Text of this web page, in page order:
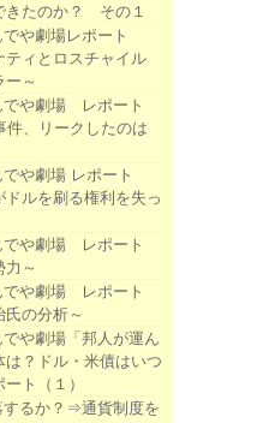
きたのか？ その１
や劇場レポート
ティとロスチャイル
ー～
や劇場 レポート
件、リークしたのは
や劇場 レポート
ルを刷る権利を失っ
や劇場 レポート
力～
や劇場 レポート
氏の分析～
や劇場「邦人が運ん
は？ドル・米債はいつ
ト（１）
するか？⇒通貨制度を